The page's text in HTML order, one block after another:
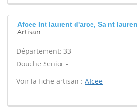
Afcee Int laurent d'arce, Saint
Artisan
Département: 33
Douche Senior -
Voir la fiche artisan : Afcee